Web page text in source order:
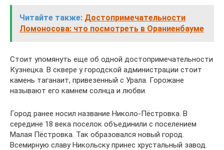
Читайте также: Достопримечательности
Ломоносова: что посмотреть в Ораниенбауме
Стоит упомянуть еще об одной достопримечательности
Кузнецка. В сквере у городской администрации стоит
камень таганаит, привезенный с Урала. Горожане
называют его камнем солнца и любви.
Город ранее носил название Николо-Пёстровка. В
середине 18 века поселок объединили с поселением
Малая Пёстровка. Так образовался новый город.
Всемирную славу Никольску принес хрустальный завод.